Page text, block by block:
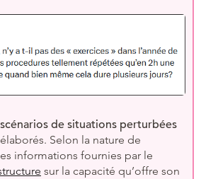
de situations perturbées
Selon la nature de
informations fournies par le
sur la capacité qu’offre son